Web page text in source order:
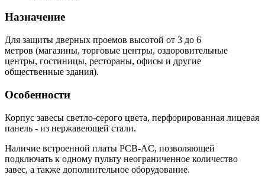
Назначение
Для защиты дверных проемов высотой от 3 до 6
метров (магазины, торговые центры, оздоровительные
центры, гостиницы, рестораны, офисы и другие
общественные здания).
Особенности
Корпус завесы светло-серого цвета, перфорированная лицевая
панель - из нержавеющей стали.
Наличие встроенной платы PCB-AC, позволяющей
подключать к одному пульту неограниченное количество
завес, а также дополнительное оборудование.